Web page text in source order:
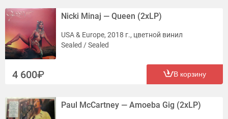
Nicki Minaj — Queen (2xLP)
USA & Europe, 2018 г., цветной винил
Sealed / Sealed
4 600 В корзину
Paul McCartney — Amoeba Gig (2xLP)